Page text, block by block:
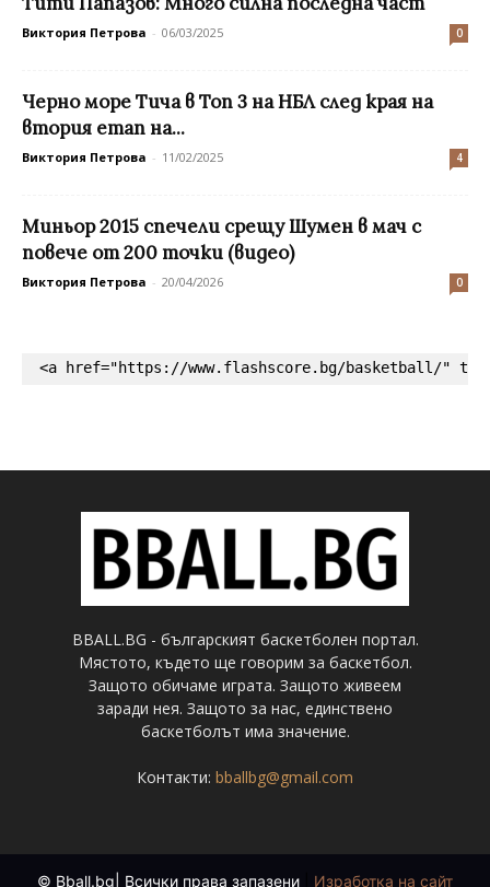
Виктория Петрова - 06/03/2025 0
Черно море Тича в Топ 3 на НБЛ след края на
втория етап на...
Виктория Петрова - 11/02/2025 4
Миньор 2015 спечели срещу Шумен в мач с
повече от 200 точки (видео)
Виктория Петрова - 20/04/2026 0
<a href="https://www.flashscore.bg/basketball/"
BBALL.BG - българският баскетболен портал.
Мястото, където ще говорим за баскетбол.
Защото обичаме играта. Защото живеем
заради нея. Защото за нас, единствено
баскетболът има значение.
Контакти: bballbg@gmail.com
© Bball.bg| Всички права запазени Изработка на сайт